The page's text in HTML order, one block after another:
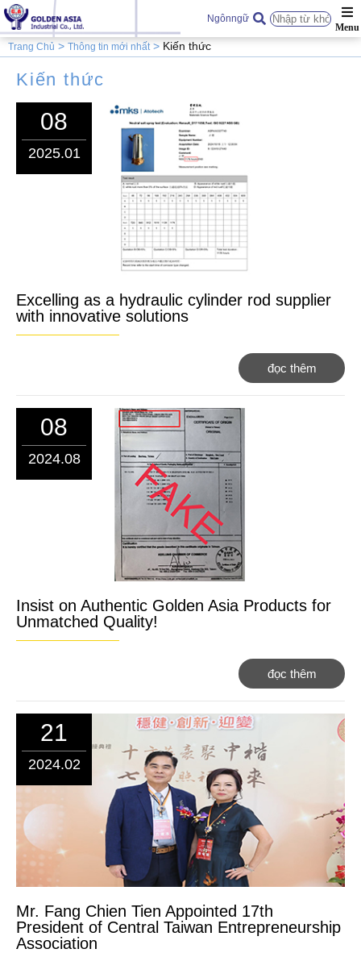
Ngônngữ
Trang Chủ Thông tin mới nhất Kiến thức
Kiến thức
08
2025.01
Excelling as a hydraulic cylinder rod supplier
with innovative solutions
đọc thêm
08
2024.08
Insist on Authentic Golden Asia Products for
Unmatched Quality!
đọc thêm
21
2024.02
Mr. Fang Chien Tien Appointed 17th
President of Central Taiwan Entrepreneurship
Association